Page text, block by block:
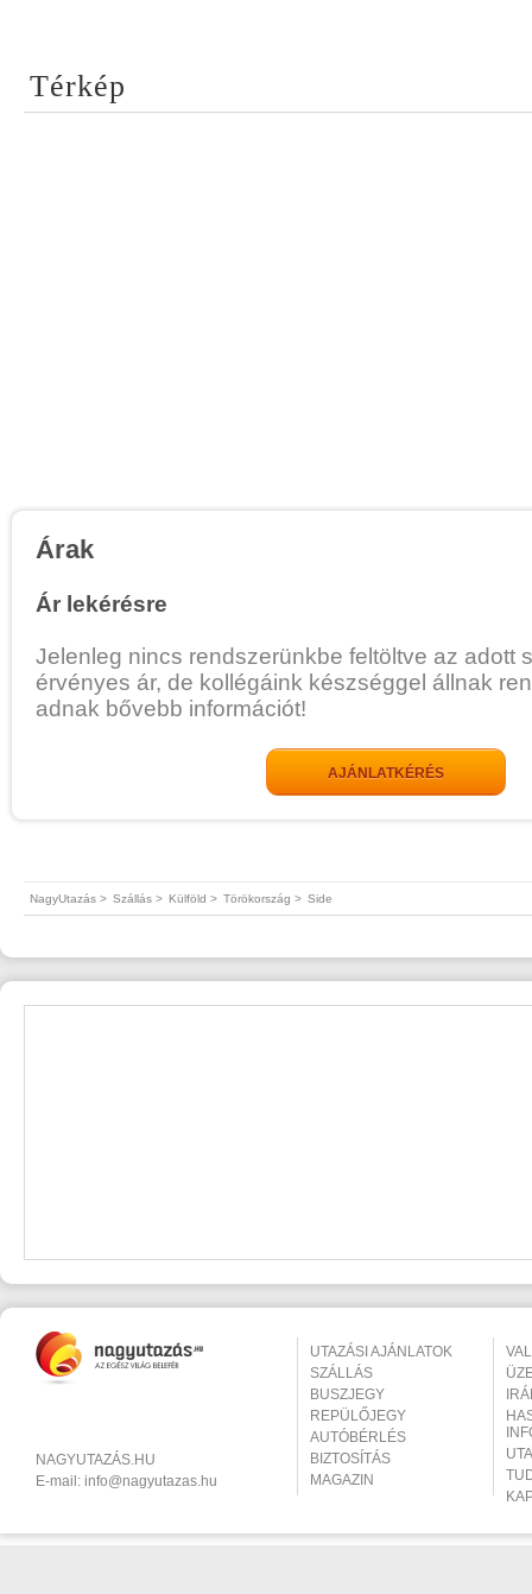
Térkép
Árak
Ár lekérésre
Jelenleg nincs rendszerünkbe feltöltve az adott
érvényes ár, de kollégáink készséggel állnak
adnak bővebb információt!
AJÁNLATKÉRÉS
NagyUtazás > Szállás > Külföld > Törökország > Side
NAGYUTAZÁS.HU
E-mail: info@nagyutazas.hu
UTAZÁSI AJÁNLATOK
SZÁLLÁS
BUSZJEGY
REPÜLŐJEGY
AUTÓBÉRLÉS
BIZTOSÍTÁS
MAGAZIN